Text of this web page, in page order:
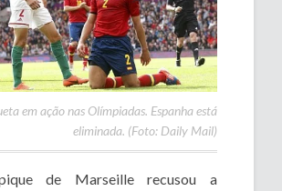
em ação nas Olímpiadas. Espanha está
eliminada. (Foto: Daily Mail)
de Marseille recusou a